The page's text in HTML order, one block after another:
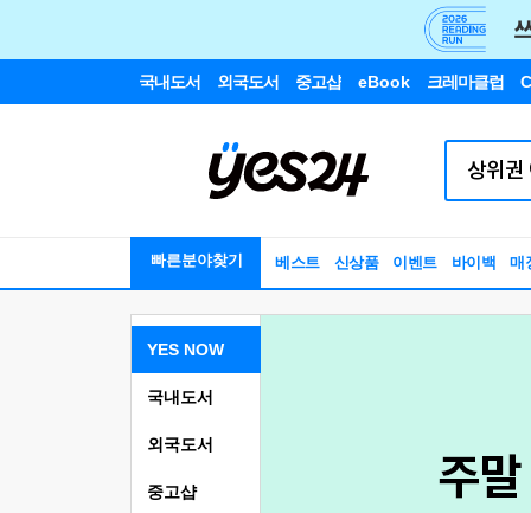
국내도서 외국도서 중고샵 eBook 크레마클럽
빠른분야찾기 베스트 신상품 이벤트 바이백 매
YES NOW
국내도서
외국도서
중고샵